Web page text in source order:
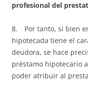
profesional del
8. Por tanto, si bien
hipotecada tiene el
deudora, se hace
préstamo hipotecario
poder atribuir al